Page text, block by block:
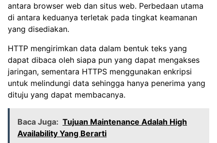
antara browser web dan situs web. Perbedaan utama
di antara keduanya terletak pada tingkat keamanan
yang disediakan.
HTTP mengirimkan data dalam bentuk teks yang
dapat dibaca oleh siapa pun yang dapat mengakses
jaringan, sementara HTTPS menggunakan enkripsi
untuk melindungi data sehingga hanya penerima yang
dituju yang dapat membacanya.
Baca Juga: Tujuan Maintenance Adalah High
Availability Yang Berarti